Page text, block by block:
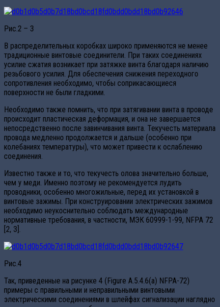
Рис.2 – 3
В распределительных коробках широко применяются не менее
традиционные винтовые соединители. При таких соединениях
усилие сжатия возникает при затяжке винта благодаря наличию
резьбового усилия. Для обеспечения снижения переходного
сопротивления необходимо, чтобы соприкасающиеся
поверхности не были гладкими.
Необходимо также помнить, что при затягивании винта в проводе
происходит пластическая деформация, и она не завершается
непосредственно после завинчивания винта. Текучесть материала
провода медленно продолжается и дальше (особенно при
колебаниях температуры), что может привести к ослаблению
соединения.
Известно также и то, что текучесть олова значительно больше,
чем у меди. Именно поэтому не рекомендуется лудить
проводники, особенно многожильные, перед их установкой в
винтовые зажимы. При конструировании электрических зажимов
необходимо неукоснительно соблюдать международные
нормативные требования, в частности, МЭК 60999-1-99, NFPA 72
[2, 3].
Рис.4
Так, приведенные на рисунке 4 (Figure A.5.4.6(a) NFPA-72)
примеры с правильными и неправильными винтовыми
электрическими соединениями в шлейфах сигнализации наглядно